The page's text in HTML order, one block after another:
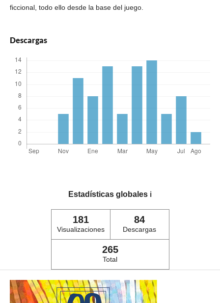
ficcional, todo ello desde la base del juego.
Descargas
Estadísticas globales ℹ️
181
Visualizaciones
84
Descargas
265
Total